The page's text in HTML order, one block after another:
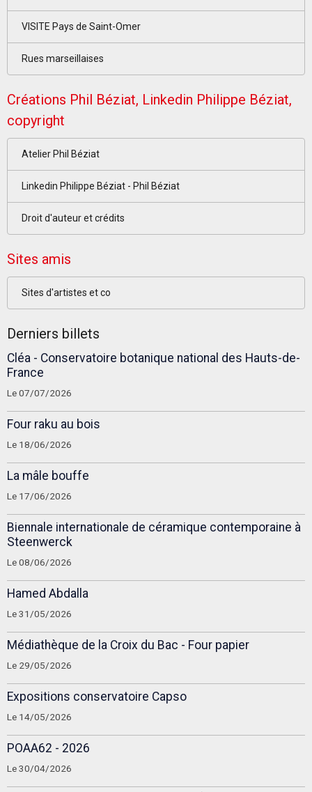
VISITE Pays de Saint-Omer
Rues marseillaises
Créations Phil Béziat, Linkedin Philippe Béziat,
copyright
Atelier Phil Béziat
Linkedin Philippe Béziat - Phil Béziat
Droit d'auteur et crédits
Sites amis
Sites d'artistes et co
Derniers billets
Cléa - Conservatoire botanique national des Hauts-de-
France
Le 07/07/2026
Four raku au bois
Le 18/06/2026
La mâle bouffe
Le 17/06/2026
Biennale internationale de céramique contemporaine à
Steenwerck
Le 08/06/2026
Hamed Abdalla
Le 31/05/2026
Médiathèque de la Croix du Bac - Four papier
Le 29/05/2026
Expositions conservatoire Capso
Le 14/05/2026
POAA62 - 2026
Le 30/04/2026